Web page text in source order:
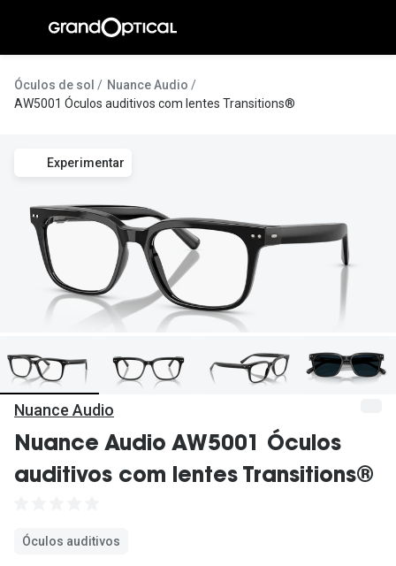
conteúdo
Pedro
Marta
Luís
Inês
Óculos de sol
Nuance Audio
AW5001 Óculos auditivos com lentes Transitions®
Experimentar
Nuance Audio
Nuance Audio AW5001 Óculos
auditivos com lentes Transitions®
Óculos auditivos